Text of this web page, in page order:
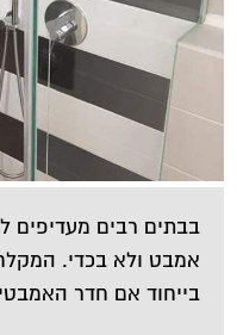
בבתים רבים מעדיפים
אמבט ולא בכדי.
בייחוד אם חדר